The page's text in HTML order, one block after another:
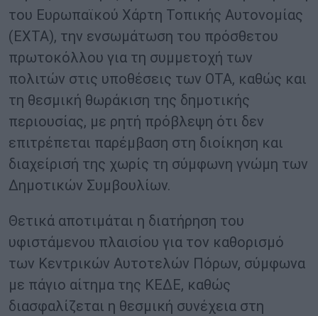
του Ευρωπαϊκού Χάρτη Τοπικής Αυτονομίας
(ΕΧΤΑ), την ενσωμάτωση του πρόσθετου
πρωτοκόλλου για τη συμμετοχή των
πολιτών στις υποθέσεις των ΟΤΑ, καθώς και
τη θεσμική θωράκιση της δημοτικής
περιουσίας, με ρητή πρόβλεψη ότι δεν
επιτρέπεται παρέμβαση στη διοίκηση και
διαχείρισή της χωρίς τη σύμφωνη γνώμη των
Δημοτικών Συμβουλίων.
Θετικά αποτιμάται η διατήρηση του
υφιστάμενου πλαισίου για τον καθορισμό
των Κεντρικών Αυτοτελών Πόρων, σύμφωνα
με πάγιο αίτημα της ΚΕΔΕ, καθώς
διασφαλίζεται η θεσμική συνέχεια στη